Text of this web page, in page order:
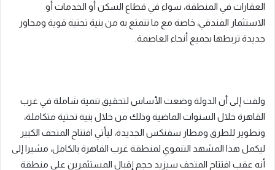
العقارات في المنطقة، سواء في قطاع السكن أو الخدمات أو
الاستثمار الفندقي، خاصة مع ما تتمتع به من بنية تحتية قوية ومحاور
جديدة تربطها بجميع أنحاء العاصمة.
ولفت إلى أن الدولة وضعت الأساس لتحقيق تنمية شاملة في غرب
القاهرة خلال السنوات الماضية وذلك من خلال بنية تحتية متكاملة،
وتطوير للطرق ومطار سفنكس الجديدة، ليأتي افتتاح المتحف الكبير
ليكمل هذا المشهد التنموي لمنطقة غرب القاهرة بالكامل، مشيرا إلى
أنه عقب افتتاح المتحف سيزيد حجم إقبال المستثمرين على منطقة